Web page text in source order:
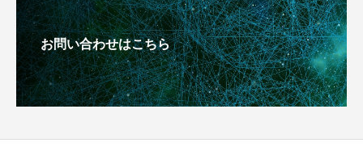
お問い合わせはこちら